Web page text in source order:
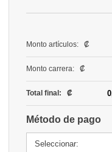
Monto artículos: ₡
Monto carrera: ₡
Total final: ₡
Método de pago